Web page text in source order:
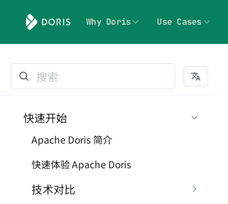
Why Doris Use Cases
快速开始
Apache Doris 简介
快速体验 Apache Doris
技术对比